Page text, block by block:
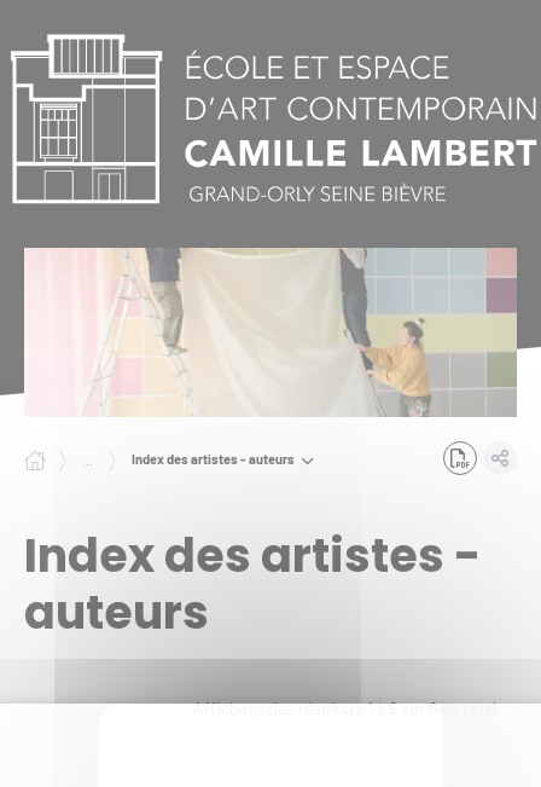
Index des artistes - auteurs
Index des artistes -
auteurs
Affichage des résultats1à6sur6au total